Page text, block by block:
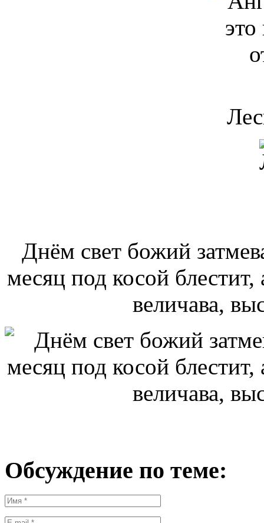
Днём свет божий
месяц под косой блестит,
величава,
Обсуждение по теме: